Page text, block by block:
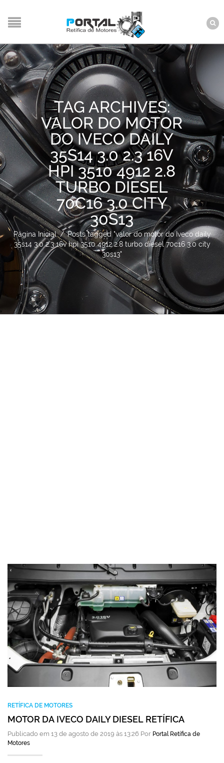
TAG ARCHIVES:
VALOR DO MOTOR
DO IVECO DAILY
35S14 3.0 2.3 16V
HPI 3510 4912 2.8
TURBO DIESEL
70C16 3.0 CITY
30S13
Página Inicial / Posts tagged "valor do motor do Iveco daily
35s14 3.0 2.3 16v hpi 3510 4912 2.8 turbo diesel 70c16 3.0 city
30s13"
RETÍFICA DE MOTORES
MOTOR DA IVECO DAILY DIESEL RETÍFICA
Publicado em 13 de agosto de 2019 às 13:26 Por Portal Retífica de
Motores